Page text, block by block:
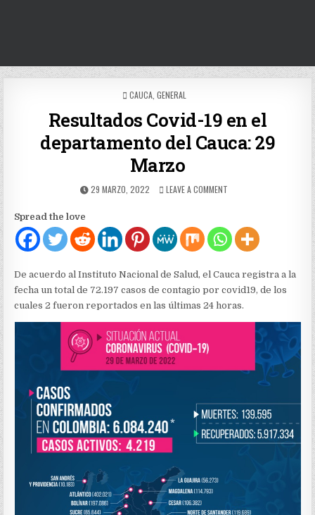
POSTED
CAUCA, GENERAL
Resultados Covid-19 en el
departamento del Cauca: 29
Marzo
PUBLISHED
29 MARZO, 2022 LEAVE A COMMENT
EN
EL
DEL
CAUCA:
29
MARZO
Spread the love
De acuerdo al Instituto Nacional de Salud, el Cauca registra a la
fecha un total de 72.197 casos de contagio por covid19, de los
cuales 2 fueron reportados en las últimas 24 horas.